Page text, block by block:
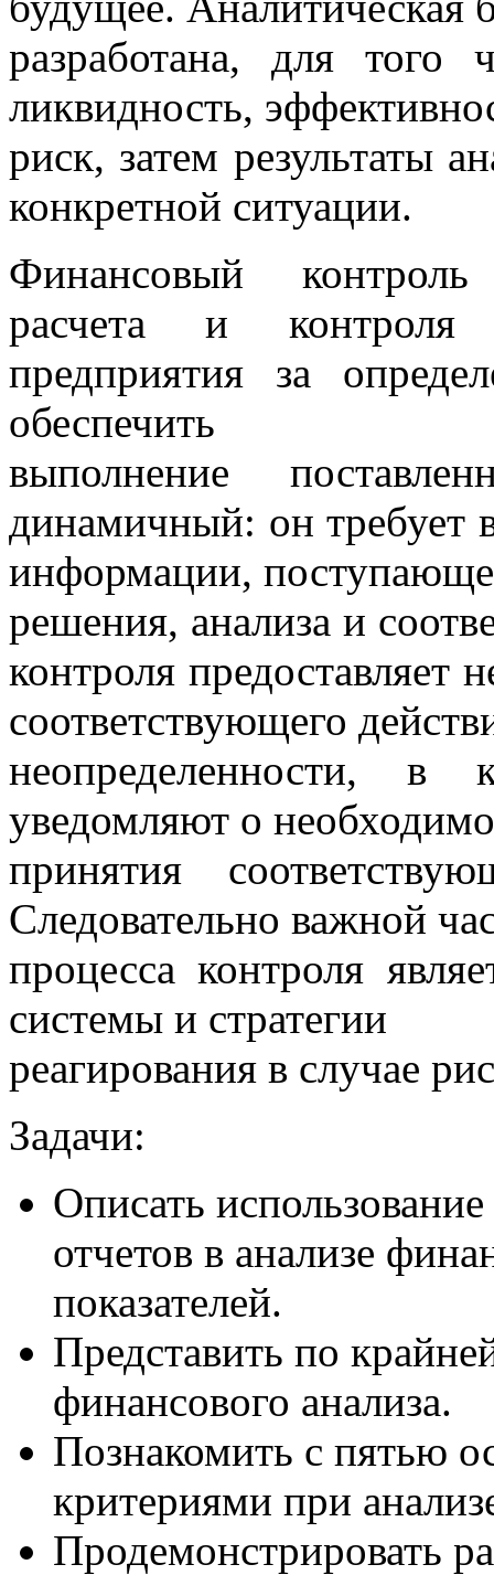
разработана, для того
ликвидность,
риск, затем результаты
конкретной ситуации.
Финансовый контроль
расчета и контроля
предприятия за
обеспечить
выполнение
динамичный: он требует
информации,
решения, анализа и
контроля предоставляет
соответствующего
неопределенности, в
уведомляют о
принятия
Следовательно важной
процесса контроля
системы и стратегии
реагирования в случае
Задачи:
Описать
отчетов в анализе
показателей.
Представить по
финансового анализа.
Познакомить с пятью
критериями при
Продемонстрировать